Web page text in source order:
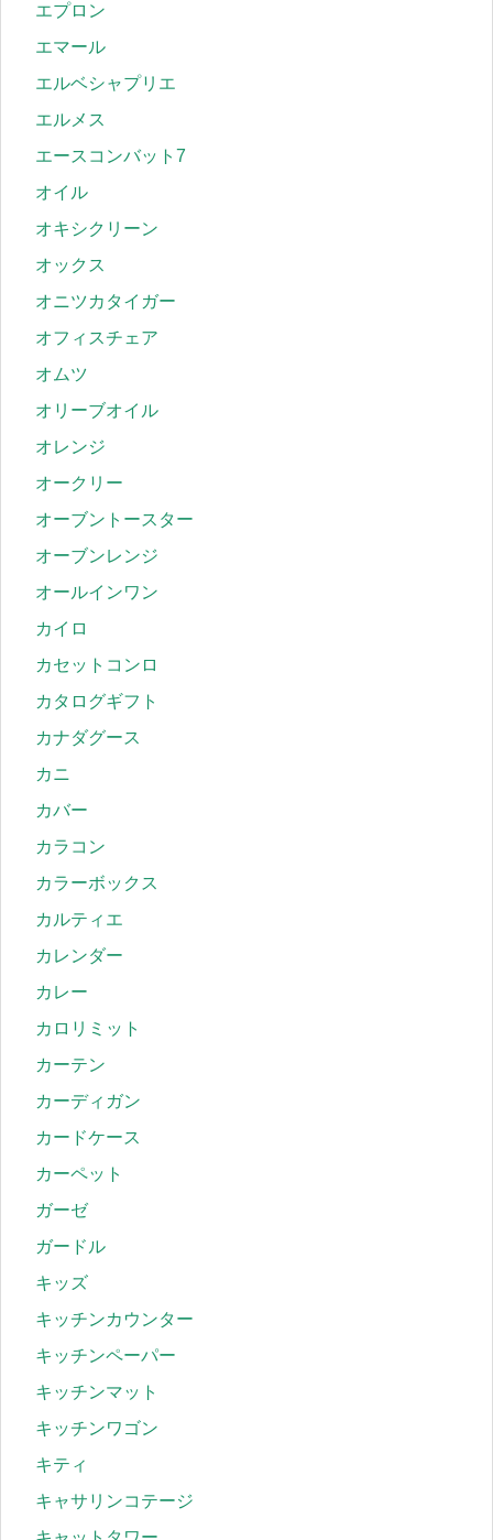
エプロン
エマール
エルベシャプリエ
エルメス
エースコンバット7
オイル
オキシクリーン
オックス
オニツカタイガー
オフィスチェア
オムツ
オリーブオイル
オレンジ
オークリー
オーブントースター
オーブンレンジ
オールインワン
カイロ
カセットコンロ
カタログギフト
カナダグース
カニ
カバー
カラコン
カラーボックス
カルティエ
カレンダー
カレー
カロリミット
カーテン
カーディガン
カードケース
カーペット
ガーゼ
ガードル
キッズ
キッチンカウンター
キッチンペーパー
キッチンマット
キッチンワゴン
キティ
キャサリンコテージ